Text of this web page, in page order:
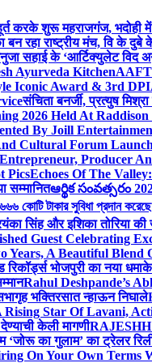
करके शुरू महराजगंज, भदोही में
रहा राष्ट्रीय मंच, वि के दुबे
सहाई के ‘आर्टिक्युलेट विद
Ayurveda KitchenAAFT
Iconic Award & 3rd
संचिता बनर्जी, प्रत्युष
2026 Held At
By Joill
Cultural Forum
Producer
PicsEchoes Of The
सम्मानितఆర్థిక సంవత్సరం
টাকার সুবিধা প্রদান
सिंह और इशिका तोरिया की
Guest Celebrating
Years, A Beautiful
रिकॉर्ड्स भोजपुरी का नया
Rahul Deshpande’s
भक्तिरसात न्हाऊन निघाले
Star Of Lavani,
केली मागणी
‘जोरू का गुलाम’ का ट्रेलर
On Your Own Terms